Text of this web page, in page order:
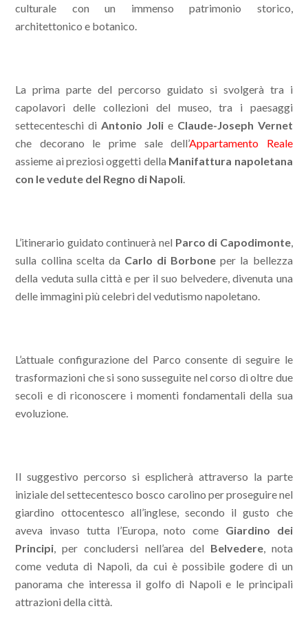
culturale con un immenso patrimonio storico,
architettonico e botanico.
La prima parte del percorso guidato si svolgerà tra i
capolavori delle collezioni del museo, tra i paesaggi
settecenteschi diAntonio Joli e Claude-Joseph Vernet
che decorano le prime sale dell’Appartamento Reale
assieme ai preziosi oggetti della Manifattura napoletana
con le vedute del Regno di Napoli.
L’itinerario guidato continuerà nel Parco di Capodimonte,
sulla collina scelta da Carlo di Borbone per la bellezza
della veduta sulla città e per il suo belvedere, divenuta una
delle immagini più celebri del vedutismo napoletano.
L’attuale configurazione del Parco consente di seguire le
trasformazioni che si sono susseguite nel corso di oltre due
secoli e di riconoscere i momenti fondamentali della sua
evoluzione.
Il suggestivo percorso si esplicherà attraverso la parte
iniziale del settecentesco bosco carolino per proseguire nel
giardino ottocentesco all’inglese, secondo il gusto che
aveva invaso tutta l’Europa, noto come Giardino dei
Principi, per concludersi nell’area del Belvedere, nota
come veduta di Napoli, da cui è possibile godere di un
panorama che interessa il golfo di Napoli e le principali
attrazioni della città.